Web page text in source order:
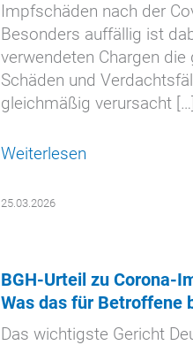
Impfschäden nach der
Besonders auffällig ist
verwendeten Chargen die
Schäden und
gleichmäßig verursacht […]
Weiterlesen
25.03.2026
BGH-Urteil zu Corona-
Was das für Betroffene
Das wichtigste Gericht